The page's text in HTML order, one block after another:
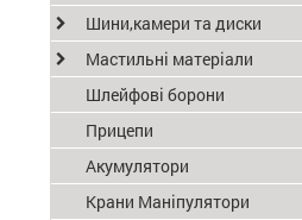
Шини,камери та диски
Мастильні матеріали
Шлейфові борони
Прицепи
Акумулятори
Крани Маніпулятори